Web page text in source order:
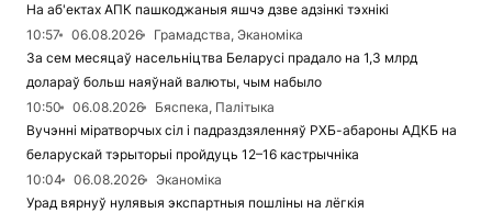
На аб'ектах АПК пашкоджаныя яшчэ дзве адзінкі тэхнікі
10:57
06.08.2026
Грамадства, Эканоміка
За сем месяцаў насельніцтва Беларусі прадало на 1,3 млрд
долараў больш наяўнай валюты, чым набыло
10:50
06.08.2026
Бяспека, Палітыка
Вучэнні міратворчых сіл і падраздзяленняў РХБ-абароны АДКБ на
беларускай тэрыторыі пройдуць 12–16 кастрычніка
10:04
06.08.2026
Эканоміка
Урад вярнуў нулявыя экспартныя пошліны на лёгкія